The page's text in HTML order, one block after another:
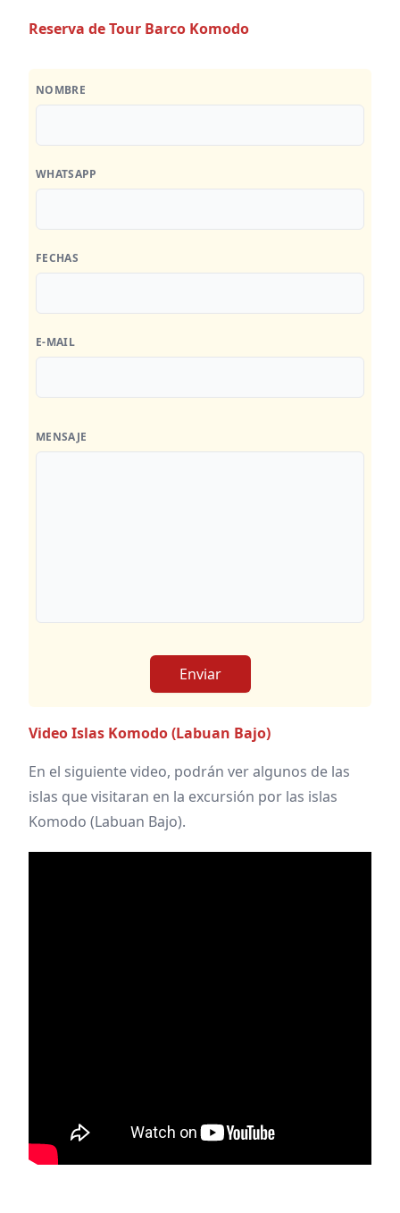
Reserva de Tour Barco Komodo
NOMBRE
WHATSAPP
FECHAS
E-MAIL
MENSAJE
Enviar
Video Islas Komodo (Labuan Bajo)
En el siguiente video, podrán ver algunos de las
islas que visitaran en la excursión por las islas
Komodo (Labuan Bajo).